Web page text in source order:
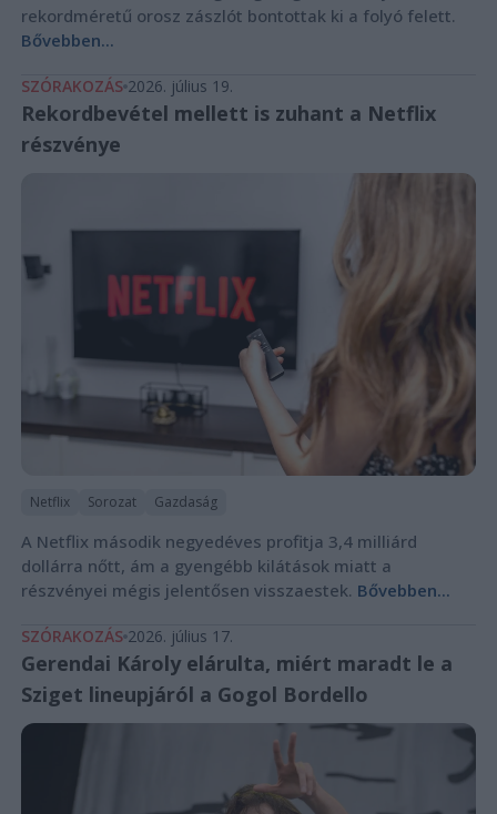
rekordméretű orosz zászlót bontottak ki a folyó felett.
Bővebben...
SZÓRAKOZÁS 2026. július 19.
Rekordbevétel mellett is zuhant a Netflix
részvénye
Netflix Sorozat Gazdaság
A Netflix második negyedéves profitja 3,4 milliárd
dollárra nőtt, ám a gyengébb kilátások miatt a
részvényei mégis jelentősen visszaestek. Bővebben...
SZÓRAKOZÁS 2026. július 17.
Gerendai Károly elárulta, miért maradt le a
Sziget lineupjáról a Gogol Bordello